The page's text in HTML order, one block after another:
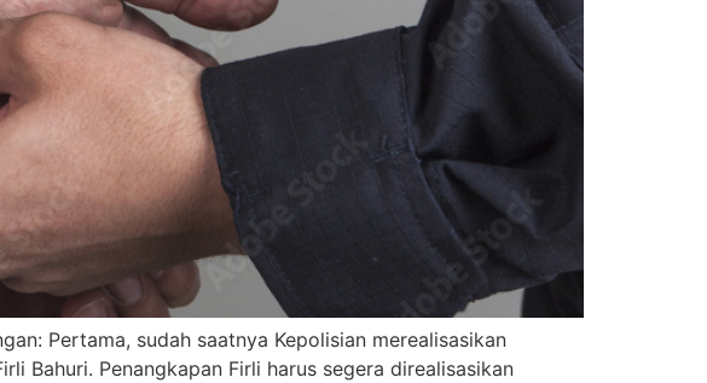
Pertama, sudah saatnya Kepolisian merealisasikan
Bahuri. Penangkapan Firli harus segera direalisasikan